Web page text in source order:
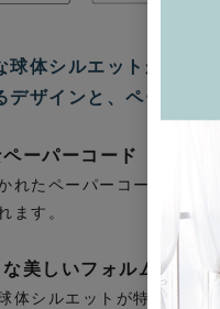
球体シルエットが印象
デザインと、ペーパー
ーパーコード
れたペーパーコードが、
ます。
美しいフォルム
体シルエットが特徴です